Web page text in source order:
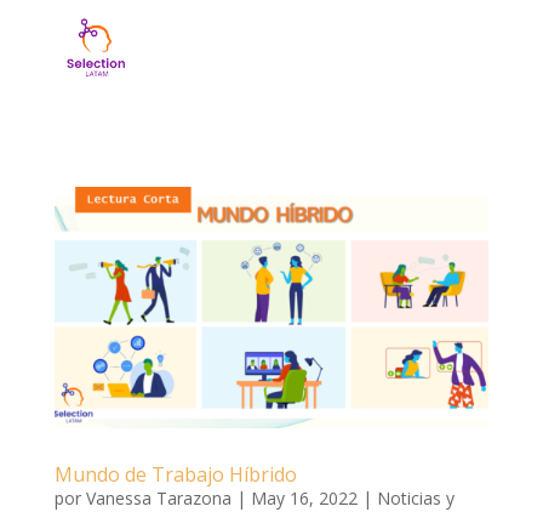
Mundo de Trabajo Híbrido
por Vanessa Tarazona | May 16, 2022| Noticias y